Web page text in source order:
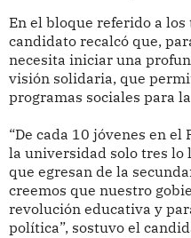
En el bloque referido a
candidato recalcó que,
necesita iniciar una
visión solidaria, que
programas sociales para
“De cada 10 jóvenes en
la universidad solo tres lo
que egresan de la
creemos que nuestro
revolución educativa y
política”, sostuvo el